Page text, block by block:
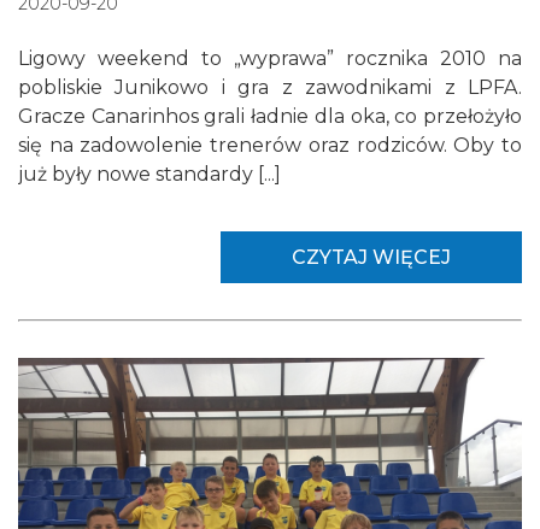
Ligowy weekend to „wyprawa” rocznika 2010 na
pobliskie Junikowo i gra z zawodnikami z LPFA.
Gracze Canarinhos grali ładnie dla oka, co przełożyło
się na zadowolenie trenerów oraz rodziców. Oby to
już były nowe standardy [...]
CZYTAJ WIĘCEJ